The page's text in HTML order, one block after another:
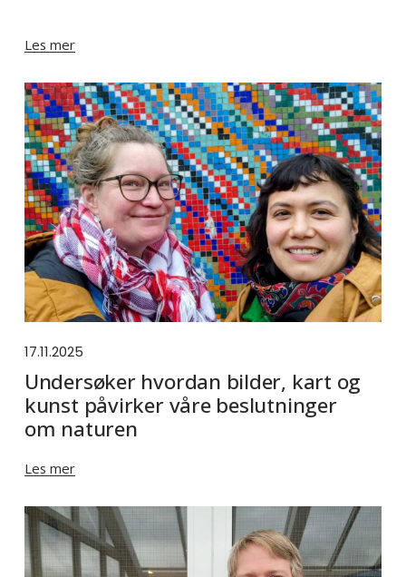
Les mer
17.11.2025
Undersøker hvordan bilder, kart og
kunst påvirker våre beslutninger
om naturen
Les mer